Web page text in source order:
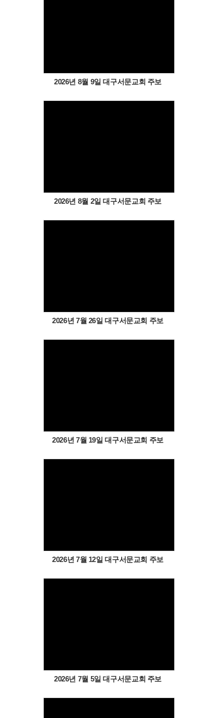
2026년 8월 9일 대구서문교회 주보
2026년 8월 2일 대구서문교회 주보
2026년 7월 26일 대구서문교회 주보
2026년 7월 19일 대구서문교회 주보
2026년 7월 12일 대구서문교회 주보
2026년 7월 5일 대구서문교회 주보